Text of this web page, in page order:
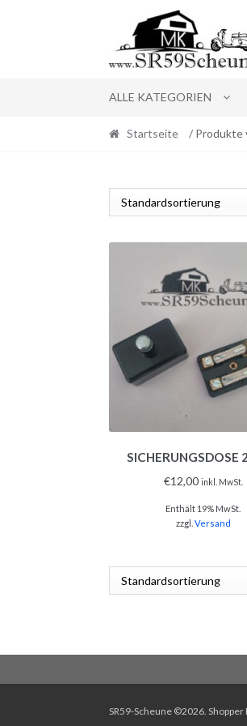
navigation
content
ALLE KATEGORIEN
Startseite / Produkte
SICHERUNGSDOSE
€12,00 inkl. MwSt.
Enthält 19% MwSt.
zzgl. Versand
SR59-Scheune ©2026. Shopper